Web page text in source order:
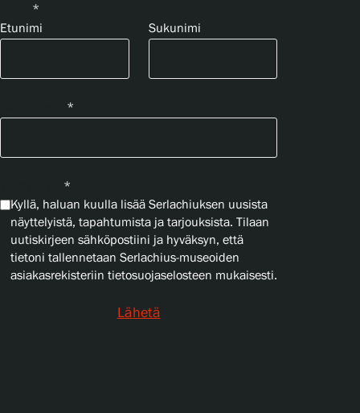
*
Etunimi
Sukunimi
*
*
Kyllä, haluan kuulla lisää Serlachiuksen uusista
näyttelyistä, tapahtumista ja tarjouksista. Tilaan
uutiskirjeen sähköpostiini ja hyväksyn, että
tietoni tallennetaan Serlachius-museoiden
asiakasrekisteriin tietosuojaselosteen mukaisesti.
Lähetä